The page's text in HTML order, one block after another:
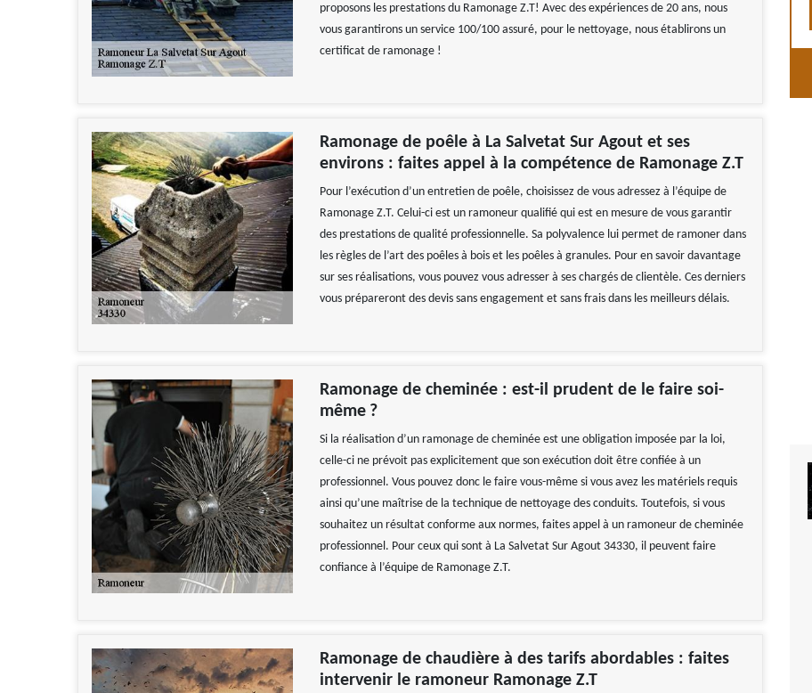
proposons les prestations du Ramonage Z.T! Avec des expériences de 20 ans, nous
vous garantirons un service 100/100 assuré, pour le nettoyage, nous établirons un
certificat de ramonage !
Ramonage de poêle à La Salvetat Sur Agout et ses
environs : faites appel à la compétence de Ramonage Z.T
Pour l’exécution d’un entretien de poêle, choisissez de vous adressez à l’équipe de
Ramonage Z.T. Celui-ci est un ramoneur qualifié qui est en mesure de vous garantir
des prestations de qualité professionnelle. Sa polyvalence lui permet de ramoner dans
les règles de l’art des poêles à bois et les poêles à granules. Pour en savoir davantage
sur ses réalisations, vous pouvez vous adresser à ses chargés de clientèle. Ces derniers
vous prépareront des devis sans engagement et sans frais dans les meilleurs délais.
Ramonage de cheminée : est-il prudent de le faire soi-
même ?
Si la réalisation d’un ramonage de cheminée est une obligation imposée par la loi,
celle-ci ne prévoit pas explicitement que son exécution doit être confiée à un
professionnel. Vous pouvez donc le faire vous-même si vous avez les matériels requis
ainsi qu’une maîtrise de la technique de nettoyage des conduits. Toutefois, si vous
souhaitez un résultat conforme aux normes, faites appel à un ramoneur de cheminée
professionnel. Pour ceux qui sont à La Salvetat Sur Agout 34330, il peuvent faire
confiance à l’équipe de Ramonage Z.T.
Ramonage de chaudière à des tarifs abordables : faites
intervenir le ramoneur Ramonage Z.T